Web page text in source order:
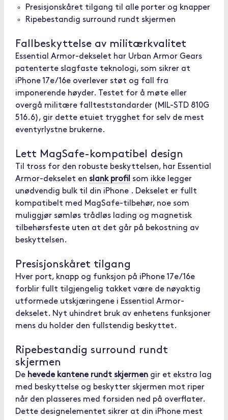
Presisjonskåret tilgang til alle porter og knapper
Ripebestandig surround rundt skjermen
Fallbeskyttelse av militærkvalitet
Essential Armor-dekselet har Urban Armor Gears
patenterte slagfaste teknologi, som sikrer at
iPhone 17e/16e overlever støt og fall fra
imponerende høyder. Testet for å møte eller
overgå militære fallteststandarder (MIL-STD 810G
516.6), gir dette etuiet trygghet for selv de mest
eventyrlystne brukerne.
Lett MagSafe-kompatibel design
Til tross for den robuste beskyttelsen, har Essential
Armor-dekselet en slank profil som ikke legger
unødvendig bulk til din iPhone . Dekselet er fullt
kompatibelt med MagSafe-tilbehør, noe som
muliggjør sømløs trådløs lading og magnetisk
tilbehørsfeste uten at det går på bekostning av
beskyttelsen.
Presisjonskåret tilgang
Hver port, knapp og funksjon på iPhone 17e/16e
forblir fullt tilgjengelig takket være de nøyaktig
utformede utskjæringene i Essential Armor-
dekselet. Nyt uhindret bruk av enhetens funksjoner
mens du holder den fullstendig beskyttet.
Ripebestandig surround rundt
skjermen
De hevede kantene rundt skjermen gir et ekstra lag
med beskyttelse og beskytter skjermen mot riper
når den plasseres med forsiden ned på overflater.
Dette designelementet sikrer at din iPhone mest